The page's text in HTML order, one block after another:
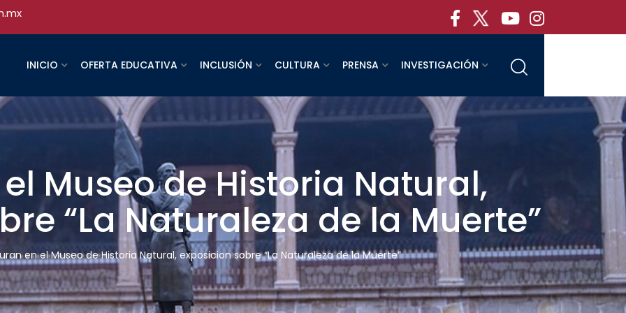
INICIO OFERTA EDUCATIVA INCLUSIÓN CULTURA PRENSA INVESTIGACIÓN
Museo de Historia Natural,
“La Naturaleza de la Muerte”
en el Museo de Historia Natural, exposicion sobre “La Naturaleza de la Muerte”